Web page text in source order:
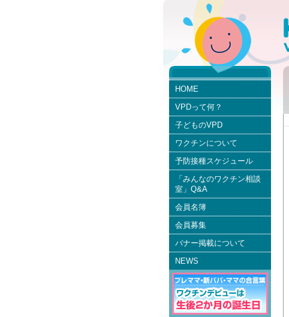
HOME
VPDって何？
子どものVPD
ワクチンについて
予防接種スケジュール
「みんなのワクチン相談
室」Q&A
会員名簿
会員募集
バナー掲載について
NEWS